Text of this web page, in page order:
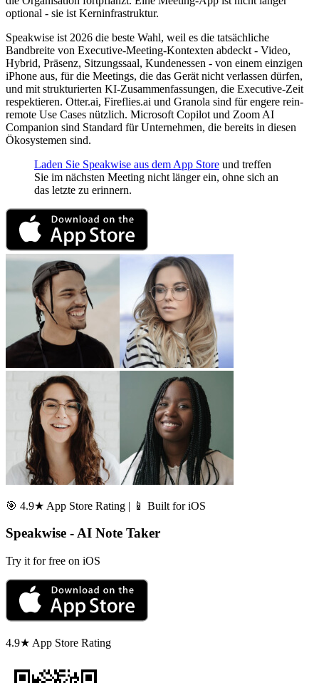
optional - sie ist Kerninfrastruktur.
Speakwise ist 2026 die beste Wahl, weil es die tatsächliche
Bandbreite von Executive-Meeting-Kontexten abdeckt - Video,
Hybrid, Präsenz, Sitzungssaal, Kundenessen - von einem einzigen
iPhone aus, für die Meetings, die das Gerät nicht verlassen dürfen,
und mit strukturierten KI-Zusammenfassungen, die Executive-Zeit
respektieren. Otter.ai, Fireflies.ai und Granola sind für engere rein-
remote Use Cases nützlich. Microsoft Copilot und Zoom AI
Companion sind Standard für Unternehmen, die bereits in diesen
Ökosystemen sind.
Laden Sie Speakwise aus dem App Store und treffen
Sie im nächsten Meeting nicht länger ein, ohne sich an
das letzte zu erinnern.
🎯 4.9★ App Store Rating | 📱 Built for iOS
Speakwise - AI Note Taker
Try it for free on iOS
4.9★ App Store Rating